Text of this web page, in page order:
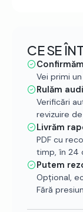
CE SE
Vei primi
Rulăm
Verificări
revizuire
Livrăm
PDF cu
timp, în 24
Putem
Opțional,
Fără